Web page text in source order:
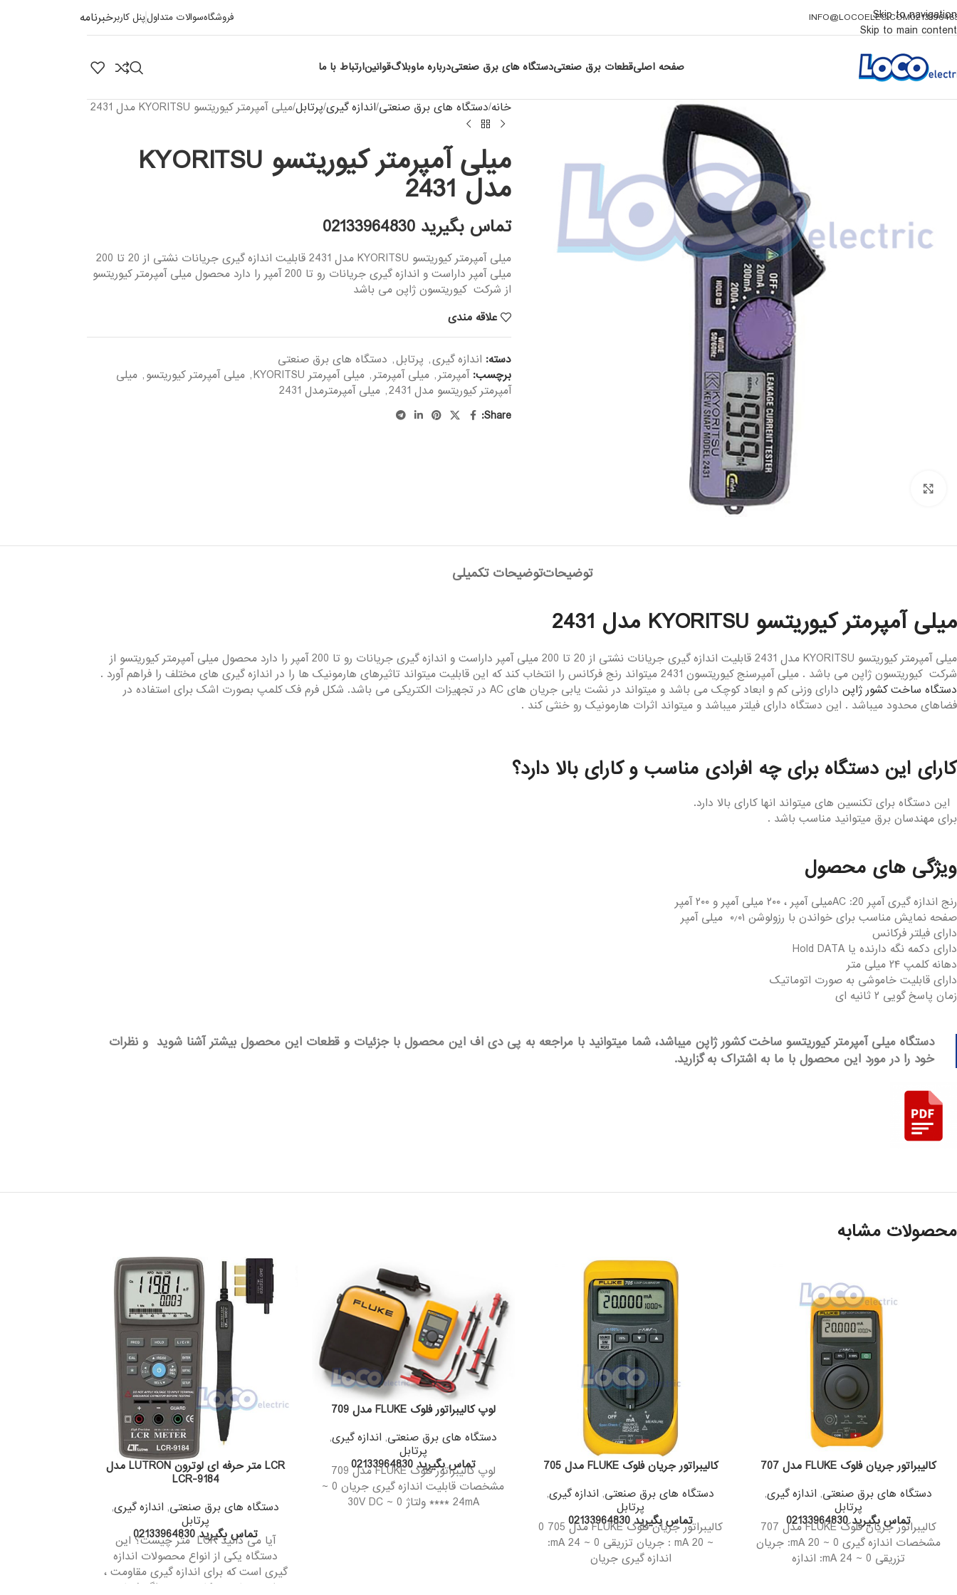
Skip to navigation
Skip to main content
INFO@LOCOELEC.COM فروشگاهسوالات متداولپنل کاربرخبرنامه
صفحه اصلیقطعات برق صنعتیدستگاه های برق صنعتیدرباره ماوبلاگقوانینارتباط با ما
خانه دستگاه های برق صنعتی اندازه گیریپرتابلمیلی آمپرمتر کیوریتسو KYORITSU مدل 2431
میلی آمپرمتر کیوریتسو KYORITSU
مدل 2431
تماس بگیرید 02133964830
میلی آمپرمتر کیوریتسو KYORITSU مدل 2431 قابلیت اندازه گیری جریانات نشتی از 20 تا 200
میلی آمپر داراست و اندازه گیری جریانات رو تا 200 آمپر را دارد محصول میلی آمپرمتر کیوریتسو
از شرکت کیوریتسون ژاپن می باشد
علاقه مندی
دسته: اندازه گیری, پرتابل, دستگاه های برق صنعتی
برچسب: آمپرمتر, میلی آمپرمتر, میلی آمپرمتر KYORITSU , میلی آمپرمتر کیوریتسو, میلی
آمپرمتر کیوریتسو مدل 2431
, میلی آمپرمترمدل 2431
Share:
توضیحاتتوضیحات تکمیلی
میلی آمپرمتر کیوریتسو KYORITSU مدل 2431
میلی آمپرمتر کیوریتسو KYORITSU مدل 2431 قابلیت اندازه گیری جریانات نشتی از 20 تا 200 میلی آمپر داراست و اندازه گیری جریانات رو تا 200 آمپر را دارد محصول میلی آمپرمتر کیوریتسو از
شرکت کیوریتسون ژاپن می باشد . میلی آمپرسنج کیوریتسون 2431 میتواند رنج فرکانس را انتخاب کند که این قابلیت میتواند تاثیرهای هارمونیک ها را در اندازه گیری های مختلف را فراهم آورد .
دستگاه ساخت کشور ژاپن
دارای وزنی کم و ابعاد کوچک می باشد و میتواند در نشت یابی جریان های AC در تجهیزات الکتریکی می باشد. شکل فرم فک کلمپ بصورت اشک برای استفاده در
فضاهای محدود میباشد . این دستگاه دارای فیلتر میباشد و میتواند اثرات هارمونیک رو خنثی کند .
کارای این دستگاه برای چه افرادی مناسب و کارای بالا دارد؟
این دستگاه برای تکنسین های میتواند انها کارای بالا دارد.
برای مهندسان برق میتوانید مناسب باشد .
ویژگی های محصول
رنج اندازه گیری آمپر AC :20میلی آمپر ، ۲۰۰ میلی آمپر و ۲۰۰ آمپر
صفحه نمایش مناسب برای خواندن با رزولوشن ۰٫۰۱ میلی آمپر
دارای فیلتر فرکانس
دارای دکمه نگه دارنده یا Hold DATA
دهانه کلمپ ۲۴ میلی متر
دارای قابلیت خاموشی به صورت اتوماتیک
زمان پاسخ گویی ۲ ثانیه ای
دستگاه میلی آمپرمتر کیوریتسو ساخت کشور ژاپن میباشد، شما میتوانید با مراجعه به پی دی اف این محصول با جزئیات و قطعات این محصول بیشتر آشنا شوید و نظرات
خود را در مورد این محصول با ما به اشتراک به گزارید.
محصولات مشابه
کالیبراتور جریان فلوک FLUKE مدل 707
دستگاه های برق صنعتی, اندازه گیری,
پرتابل
تماس بگیرید 02133964830
کالیبراتور جریان فلوک FLUKE مدل 707
مشخصات اندازه گیری 0 ~ 20 mA: جریان
تزریقی 0 ~ 24 mA: اندازه
کالیبراتور جریان فلوک FLUKE مدل 705
دستگاه های برق صنعتی, اندازه گیری,
پرتابل
تماس بگیرید 02133964830
کالیبراتور جریان فلوک FLUKE مدل 705 0
~ 20 mA : جریان تزریقی 0 ~ 24 mA:
اندازه گیری جریان
لوپ کالیبراتور فلوک FLUKE مدل 709
دستگاه های برق صنعتی, اندازه گیری,
پرتابل
تماس بگیرید 02133964830
لوپ کالیبراتور فلوک FLUKE مدل 709
مشخصات قابلیت اندازه گیری جریان 0 ~
24mA **** ولتاژ 0 ~ 30V DC
LCR متر حرفه ای لوترون LUTRON مدل
LCR-9184
دستگاه های برق صنعتی, اندازه گیری,
پرتابل
تماس بگیرید 02133964830آیا می دانید LCR متر چیست؟ این
دستگاه یکی از انواع محصولات اندازه
گیری است که برای اندازه گیری مقاومت ،
سلف و خازن به کار می رود. اگر شما به